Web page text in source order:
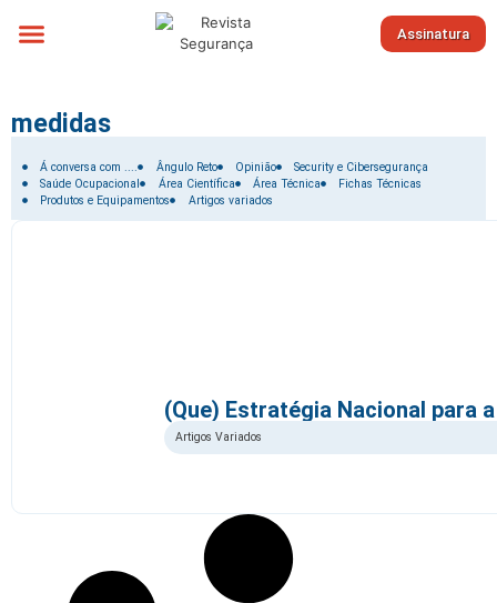
Assinatura
medidas
Filtrar por:
Á conversa com .... Ângulo Reto Opinião
Security e Cibersegurança
Saúde Ocupacional
Área Científica Área Técnica
Fichas Técnicas
Produtos e Equipamentos
Artigos variados
(Que) Estratégia Nacional para
Artigos Variados